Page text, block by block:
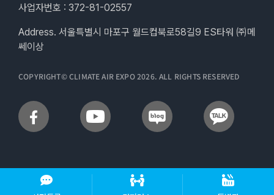
사업자번호 : 372-81-02557
Address. 서울특별시 마포구 월드컵북로58길9 ES타워 ㈜메
쎄이상
COPYRIGHT© CLIMATE AIR EXPO 2026. ALL RIGHTS RESERVED